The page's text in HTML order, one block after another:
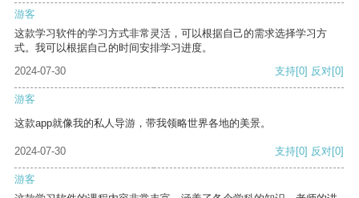
游客
这款学习软件的学习方式非常灵活，可以根据自己的需求选择学习方
式。我可以根据自己的时间安排学习进度。
2024-07-30
支持[0] 反对[0]
游客
这款app就像我的私人导游，带我领略世界各地的美景。
2024-07-30 支持[0] 反对[0]
游客